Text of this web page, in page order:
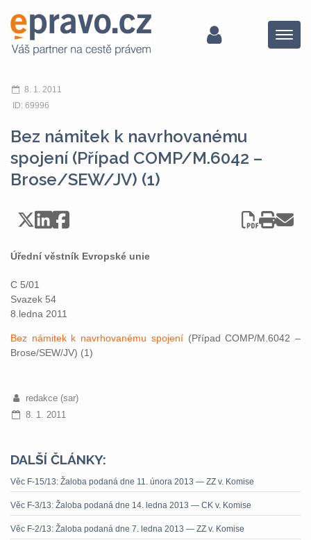
Menu
8. 1. 2011
ID: 69996
Bez námitek k navrhovanému
spojení (Případ COMP/M.6042 –
Brose/SEW/JV) (1)
Úřední věstník Evropské unie
C 5/01
Svazek 54
8.ledna 2011
Bez námitek k navrhovanému spojení(Případ COMP/M.6042 –
Brose/SEW/JV) (1)
redakce (sar)
8. 1. 2011
DALŠÍ ČLÁNKY:
Věc F-15/13: Žaloba podaná dne 11. února 2013 — ZZ v. Komise
Věc F-3/13: Žaloba podaná dne 14. ledna 2013 — CK v. Komise
Věc F-2/13: Žaloba podaná dne 7. ledna 2013 — ZZ v. Komise